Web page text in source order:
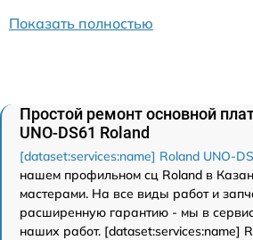
Показать полностью
Простой ремонт основной
UNO-DS61 Roland
[dataset:services:name] Roland UNO-
нашем профильном сц Roland в
мастерами. На все виды работ и
расширенную гарантию - мы в
наших работ. [dataset:services:name]